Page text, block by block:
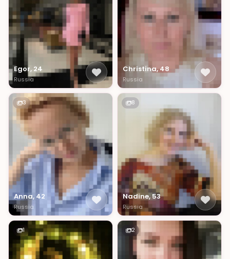
Egor, 24
Russia
Christina, 48
Russia
3
Anna, 42
Russia
8
Nadine, 53
Russia
1 2